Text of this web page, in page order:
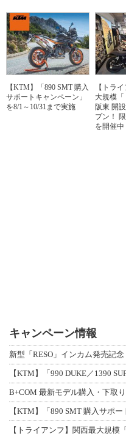
【KTM】「890 SMT 購入
サポートキャンペーン」
を8/1～10/31まで実施
【トラ
大規模
阪東 開
プン！
を開催中
キャンペーン情報
【KTM】「990 DUKE／1390
【KTM】「890 SMT 購入サポ